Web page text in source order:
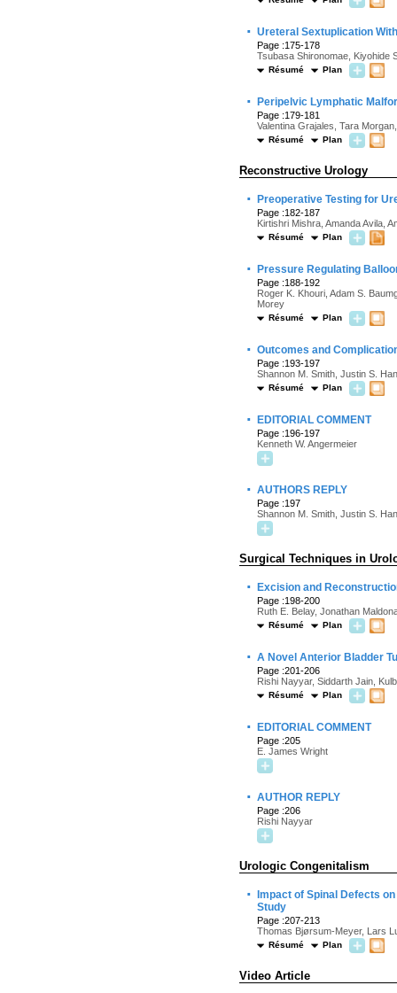
· Ureteral Sextuplication
Page :175-178
Tsubasa Shironomae, Kiyohide
Résumé Plan
· Peripelvic Lymphatic
Page :179-181
Valentina Grajales, Tara
Résumé Plan
Reconstructive Urology
· Preoperative Testing for
Page :182-187
Kirtishri Mishra, Amanda Avila,
Résumé Plan
· Pressure Regulating
Page :188-192
Roger K. Khouri, Adam S.
Morey
Résumé Plan
· Outcomes and
Page :193-197
Shannon M. Smith, Justin S. Han
Résumé Plan
· EDITORIAL COMMENT
Page :196-197
Kenneth W. Angermeier
· AUTHORS REPLY
Page :197
Shannon M. Smith, Justin S. Han
Surgical Techniques in
· Excision and
Page :198-200
Ruth E. Belay, Jonathan
Résumé Plan
· A Novel Anterior Bladder
Page :201-206
Rishi Nayyar, Siddarth Jain,
Résumé Plan
· EDITORIAL COMMENT
Page :205
E. James Wright
· AUTHOR REPLY
Page :206
Rishi Nayyar
Urologic Congenitalism
·
Impact of Spinal Defects
Study
Page :207-213
Thomas Bjørsum-Meyer, Lars
Résumé Plan
Video Article